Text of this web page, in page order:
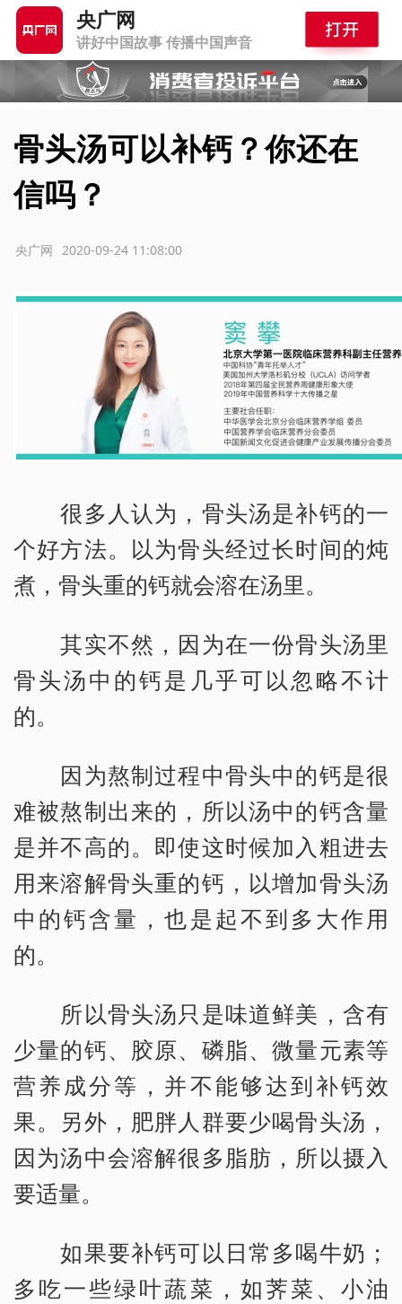
央广网
讲好中国故事 传播中国声音
骨头汤可以补钙？你还在
信吗？
2020-09-24 11:08:00
央广网
很多人认为，骨头汤是补钙的一
个好方法。以为骨头经过长时间的炖
煮，骨头重的钙就会溶在汤里。
其实不然，因为在一份骨头汤里
骨头汤中的钙是几乎可以忽略不计
的。
因为熬制过程中骨头中的钙是很
难被熬制出来的，所以汤中的钙含量
是并不高的。即使这时候加入粗进去
用来溶解骨头重的钙，以增加骨头汤
中的钙含量，也是起不到多大作用
的。
所以骨头汤只是味道鲜美，含有
少量的钙、胶原、磷脂、微量元素等
营养成分等，并不能够达到补钙效
果。另外，肥胖人群要少喝骨头汤，
因为汤中会溶解很多脂肪，所以摄入
要适量。
如果要补钙可以日常多喝牛奶；
多吃一些绿叶蔬菜，如荠菜、小油